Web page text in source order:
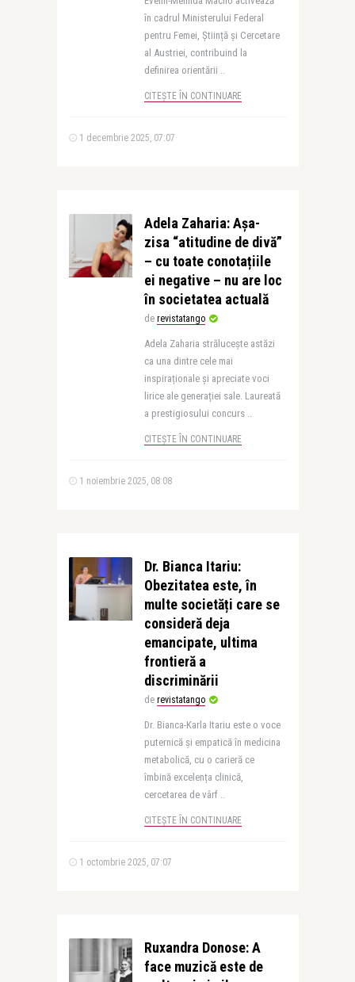
în cadrul Ministerului Federal
pentru Femei, Știință și Cercetare
al Austriei, contribuind la
definirea orientării ..
CITEȘTE ÎN CONTINUARE
1 decembrie 2025, 07:07
Adela Zaharia: Așa-
zisa “atitudine de divă”
– cu toate conotațiile
ei negative – nu are loc
în societatea actuală
de revistatango
Adela Zaharia strălucește astăzi
ca una dintre cele mai
inspiraționale și apreciate voci
lirice ale generației sale. Laureată
a prestigiosului concurs ..
CITEȘTE ÎN CONTINUARE
1 noiembrie 2025, 08:08
Dr. Bianca Itariu:
Obezitatea este, în
multe societăți care se
consideră deja
emancipate, ultima
frontieră a
discriminării
de revistatango
Dr. Bianca-Karla Itariu este o voce
puternică și empatică în medicina
metabolică, cu o carieră ce
îmbină excelența clinică,
cercetarea de vârf ..
CITEȘTE ÎN CONTINUARE
1 octombrie 2025, 07:07
Ruxandra Donose: A
face muzică este de